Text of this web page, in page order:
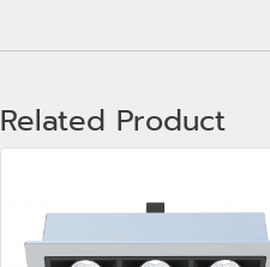
Related Product